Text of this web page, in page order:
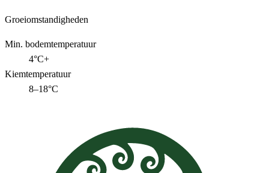
Groeiomstandigheden
Min. bodemtemperatuur
4°C+
Kiemtemperatuur
8–18°C